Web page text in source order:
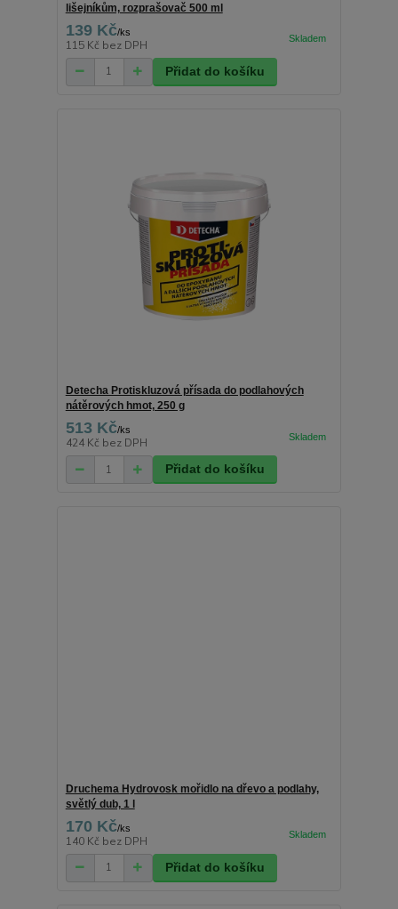
lišejníkům, rozprašovač 500 ml
139 Kč/ks
115 Kč bez DPH
Přidat do košíku
Detecha Protiskluzová přísada do podlahových
nátěrových hmot, 250 g
513 Kč/ks
424 Kč bez DPH
Přidat do košíku
Druchema Hydrovosk mořidlo na dřevo a podlahy,
světlý dub, 1 l
170 Kč/ks
140 Kč bez DPH
Přidat do košíku